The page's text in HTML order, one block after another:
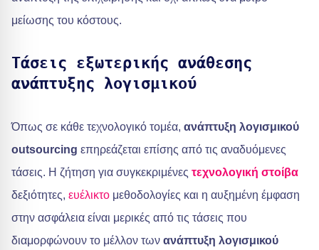
μείωσης του κόστους.
Τάσεις εξωτερικής ανάθεσης
ανάπτυξης λογισμικού
Όπως σε κάθε τεχνολογικό τομέα, ανάπτυξη λογισμικού
outsourcing επηρεάζεται επίσης από τις αναδυόμενες
τάσεις. Η ζήτηση για συγκεκριμένες τεχνολογική στοίβα
δεξιότητες, ευέλικτο μεθοδολογίες και η αυξημένη έμφαση
στην ασφάλεια είναι μερικές από τις τάσεις που
διαμορφώνουν το μέλλον των ανάπτυξη λογισμικού